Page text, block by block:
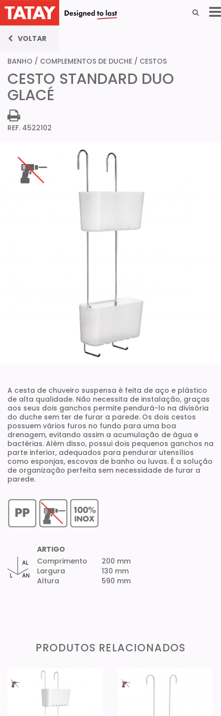
VOLTAR
BANHO / COMPLEMENTOS DE DUCHE / CESTOS
CESTO STANDARD DUO
GLACÉ
REF. 4522102
A cesta de chuveiro suspensa é feita de aço e plástico
de alta qualidade. Não necessita de instalação, graças
aos seus dois ganchos permite pendurá-lo na divisória
do duche sem ter de furar a parede. Os dois cestos
possuem vários furos no fundo para uma boa
drenagem, evitando assim a acumulação de água e
bactérias. Além disso, possui dois pequenos ganchos na
parte inferior, adequados para pendurar utensílios
como esponjas, escovas de banho ou luvas. É a solução
de organização perfeita sem necessidade de furar a
parede.
ARTIGO
Comprimento
Largura
Altura
200 mm
130 mm
590 mm
PRODUTOS RELACIONADOS